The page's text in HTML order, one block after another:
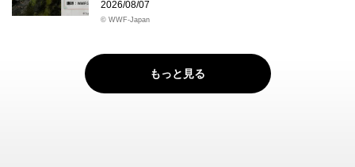
2026/08/07
© WWF-Japan
もっと見る